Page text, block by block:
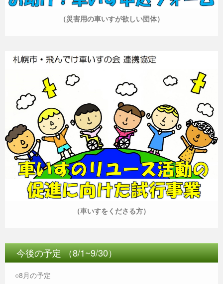
（災害用の車いすが欲しい団体）
（車いすをくださる方）
今後の予定 （8/1~9/30）
○8月の予定